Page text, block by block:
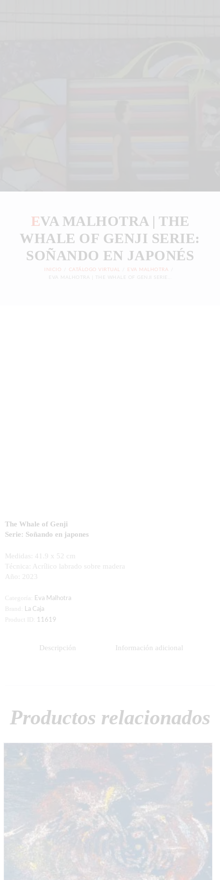
EVA MALHOTRA | THE
WHALE OF GENJI SERIE:
SOÑANDO EN JAPONÉS
INICIO CATÁLOGO VIRTUAL
EVA MALHOTRA
EVA MALHOTRA | THE WHALE OF GENJI SERIE...
LA GALERÍA
CATÁLOGO VIRTUAL
EXTENSIÓN ACADÉMICA
ARTE SIN FRONTERAS
The Whale of Genji
Serie: Soñando en japones
Medidas: 41.9 x 52 cm
Técnica: Acrílico labrado sobre madera
Año: 2023
Categoría: Eva Malhotra
Brand: La Caja
Product ID: 11619
Descripción Información adicional
Productos relacionados